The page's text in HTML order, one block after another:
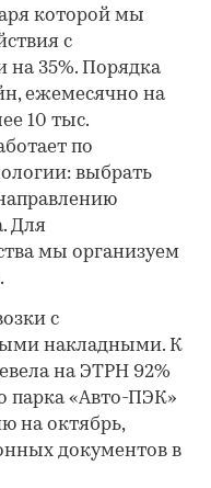
которой мы
с
на 35%. Порядка
ежемесячно на
10 тыс.
по
выбрать
Для
мы организуем
с
накладными. К
на ЭТРН 92%
парка «Авто-ПЭК»
на октябрь,
документов в